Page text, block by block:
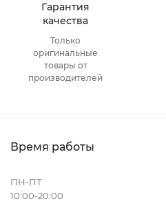
Гарантия
качества
Только
оригинальные
товары от
производителей
Время работы
ПН-ПТ
10:00-20:00